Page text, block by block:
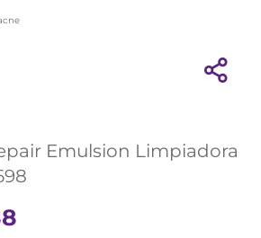
Emulsion Limpiadora